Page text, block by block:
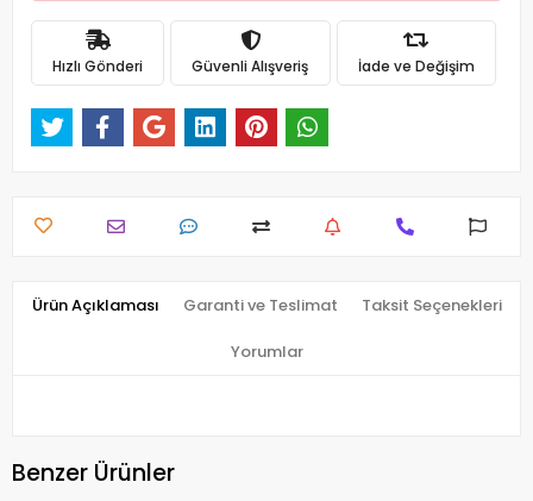
Hızlı Gönderi Güvenli Alışveriş İade ve Değişim
Ürün Açıklaması Garanti ve Teslimat Taksit Seçenekleri
Yorumlar
Benzer Ürünler